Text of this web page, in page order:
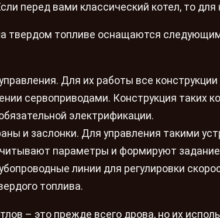
перед вами классический котел, то
твердом топливе оснащаются
Для их работы все
сервоприводами. Конструкция таких
электрификации.
и заслонки. Для управления такими
параметры и формируют
линии для регулировки
топлива.
– это прежде всего дрова, но их